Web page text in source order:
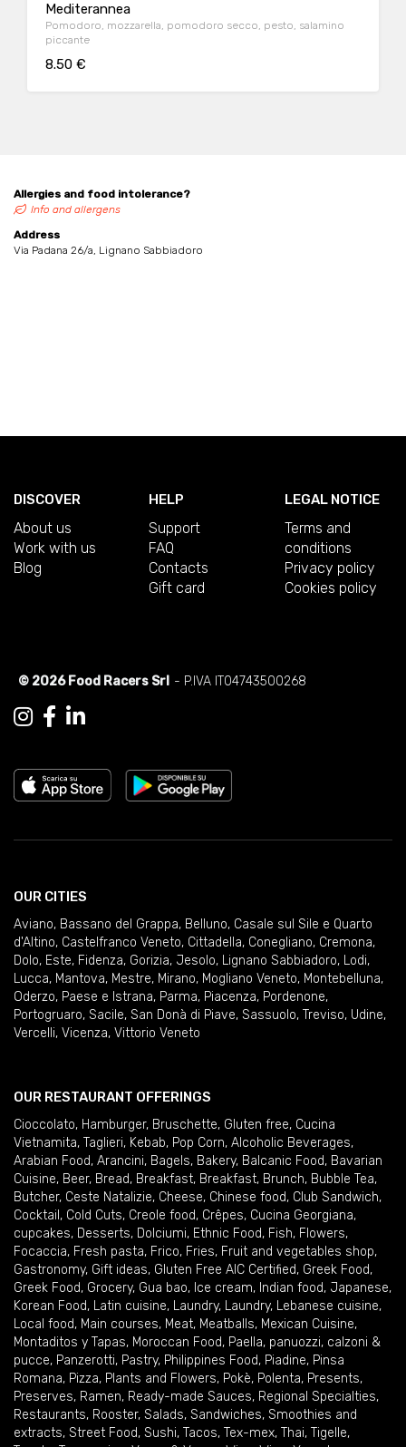
Mediterannea
Pomodoro, mozzarella, pomodoro secco, pesto, salamino
piccante
8.50 €
Allergies and food intolerance?
Info and allergens
Address
Via Padana 26/a, Lignano Sabbiadoro
DISCOVER
About us
Work with us
Blog
HELP
Support
FAQ
Contacts
Gift card
LEGAL NOTICE
Terms and
conditions
Privacy policy
Cookies policy
© 2026 Food Racers Srl - P.IVA IT04743500268
OUR CITIES
Aviano, Bassano del Grappa, Belluno, Casale sul Sile e Quarto
d'Altino, Castelfranco Veneto, Cittadella, Conegliano, Cremona,
Dolo, Este, Fidenza, Gorizia, Jesolo, Lignano Sabbiadoro, Lodi,
Lucca, Mantova, Mestre, Mirano, Mogliano Veneto, Montebelluna,
Oderzo, Paese e Istrana, Parma, Piacenza, Pordenone,
Portogruaro, Sacile, San Donà di Piave, Sassuolo, Treviso, Udine,
Vercelli, Vicenza, Vittorio Veneto
OUR RESTAURANT OFFERINGS
Cioccolato, Hamburger, Bruschette, Gluten free, Cucina
Vietnamita, Taglieri, Kebab, Pop Corn, Alcoholic Beverages,
Arabian Food, Arancini, Bagels, Bakery, Balcanic Food, Bavarian
Cuisine, Beer, Bread, Breakfast, Breakfast, Brunch, Bubble Tea,
Butcher, Ceste Natalizie, Cheese, Chinese food, Club Sandwich,
Cocktail , Cold Cuts, Creole food, Crêpes, Cucina Georgiana,
cupcakes, Desserts, Dolciumi, Ethnic Food, Fish, Flowers,
Focaccia, Fresh pasta, Frico, Fries, Fruit and vegetables shop,
Gastronomy, Gift ideas, Gluten Free AIC Certified, Greek Food,
Greek Food, Grocery, Gua bao, Ice cream, Indian food, Japanese,
Korean Food, Latin cuisine, Laundry, Laundry, Lebanese cuisine,
Local food, Main courses, Meat, Meatballs, Mexican Cuisine,
Montaditos y Tapas, Moroccan Food, Paella, panuozzi, calzoni &
pucce, Panzerotti, Pastry, Philippines Food, Piadine, Pinsa
Romana, Pizza, Plants and Flowers, Pokè, Polenta, Presents,
Preserves, Ramen, Ready-made Sauces, Regional Specialties,
Restaurants, Rooster, Salads, Sandwiches, Smoothies and
extracts, Street Food, Sushi, Tacos, Tex-mex, Thai, Tigelle,